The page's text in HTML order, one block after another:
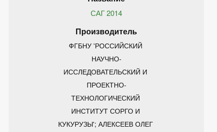
САГ 2014
ФГБНУ 'РОССИЙСКИЙ
НАУЧНО-
ИССЛЕДОВАТЕЛЬСКИЙ И
ПРОЕКТНО-
ТЕХНОЛОГИЧЕСКИЙ
ИНСТИТУТ СОРГО И
КУКУРУЗЫ'; АЛЕКСЕЕВ ОЛЕГ